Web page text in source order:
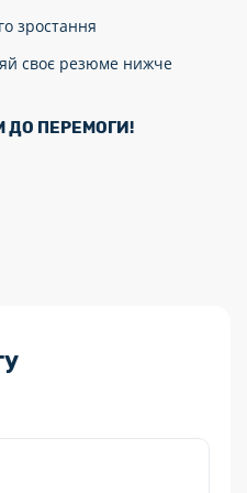
зростання
своє резюме нижче
ДО ПЕРЕМОГИ!